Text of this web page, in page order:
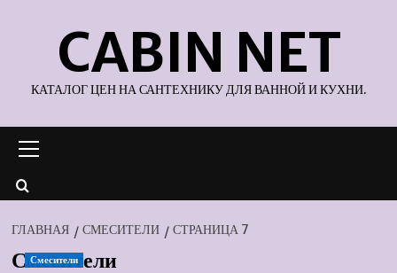
содержимомуCABIN NET
КАТАЛОГ ЦЕН НА САНТЕХНИКУ ДЛЯ ВАННОЙ И КУХНИ.
меню
ГЛАВНАЯ СМЕСИТЕЛИ СТРАНИЦА 7
Смесители
Смесители